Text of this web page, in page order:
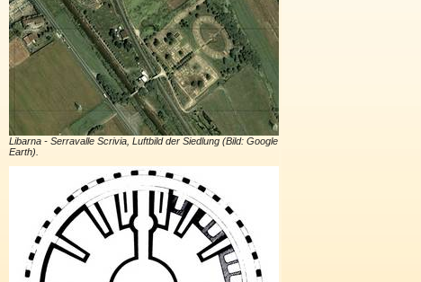
Libarna - Serravalle Scrivia, Luftbild der Siedlung (Bild: Google
Earth).